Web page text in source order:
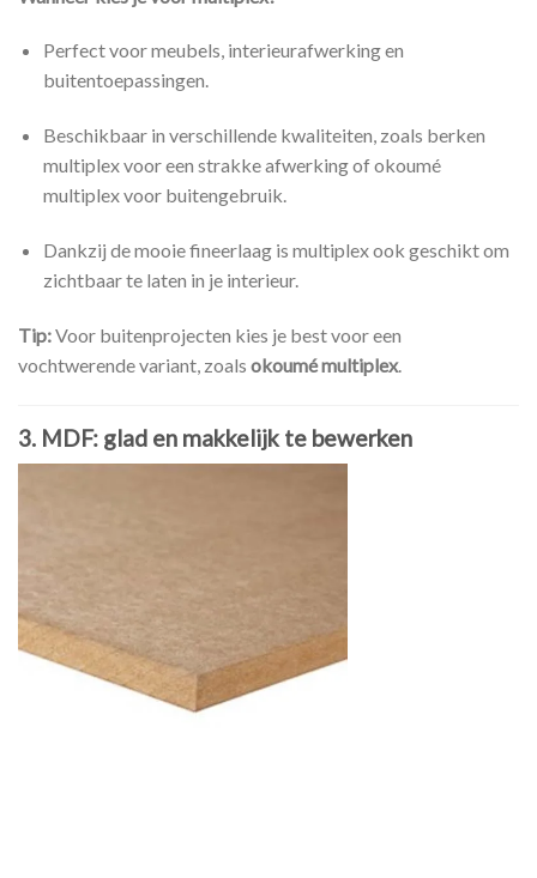
Perfect voor meubels, interieurafwerking en
buitentoepassingen.
Beschikbaar in verschillende kwaliteiten, zoals berken
multiplex voor een strakke afwerking of okoumé
multiplex voor buitengebruik.
Dankzij de mooie fineerlaag is multiplex ook geschikt om
zichtbaar te laten in je interieur.
Tip:Voor buitenprojecten kies je best voor een
vochtwerende variant, zoals okoumé multiplex.
3. MDF: glad en makkelijk te bewerken